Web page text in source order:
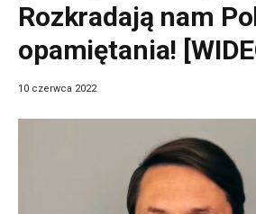
Rozkradają nam
opamiętania!
10 czerwca 2022